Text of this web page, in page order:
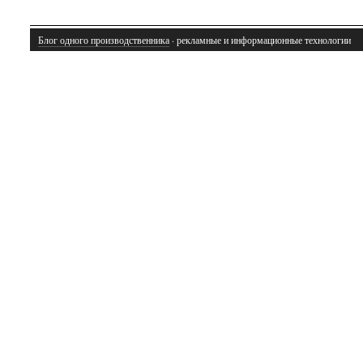
Блог одного производственника · рекламные и информационные технологии